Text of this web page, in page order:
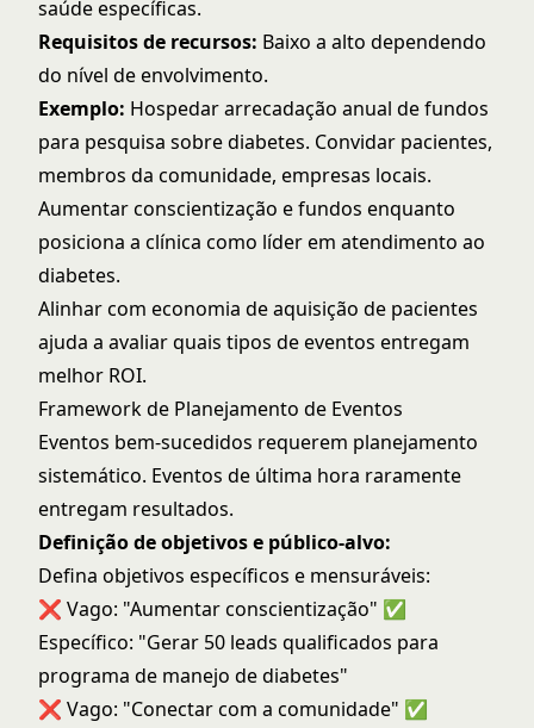
saúde específicas.
Requisitos de recursos: Baixo a alto dependendo
do nível de envolvimento.
Exemplo: Hospedar arrecadação anual de fundos
para pesquisa sobre diabetes. Convidar pacientes,
membros da comunidade, empresas locais.
Aumentar conscientização e fundos enquanto
posiciona a clínica como líder em atendimento ao
diabetes.
Alinhar com economia de aquisição de pacientes
ajuda a avaliar quais tipos de eventos entregam
melhor ROI.
Framework de Planejamento de Eventos
Eventos bem-sucedidos requerem planejamento
sistemático. Eventos de última hora raramente
entregam resultados.
Definição de objetivos e público-alvo:
Defina objetivos específicos e mensuráveis:
❌ Vago: "Aumentar conscientização" ✅
Específico: "Gerar 50 leads qualificados para
programa de manejo de diabetes"
❌ Vago: "Conectar com a comunidade" ✅